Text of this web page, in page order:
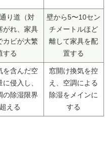
り道（対
がれ、家具
カビが大繁
する
壁から5〜10セン
チメートルほど
離して家具を配
置する
を含んだ空
侵入し、
の除湿限界
える
窓開け換気を控
え、空調による
除湿をメインに
する